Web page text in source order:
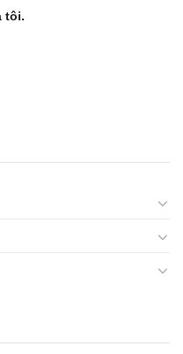
tôi.